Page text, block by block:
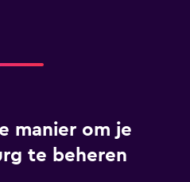
manier om je
te beheren